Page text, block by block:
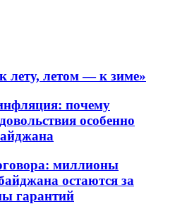
лету, летом — к зиме»
почему
особенно
миллионы
остаются за
гарантий